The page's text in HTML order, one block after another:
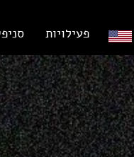
פעילויות